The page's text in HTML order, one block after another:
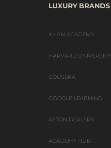
LUXURY BRANDS
KHAN ACADEMY
HARVARD UNIVERSITY
COUSERA
GOOGLE LEARNING
ASTON DEALERS
ACADEMY HUB